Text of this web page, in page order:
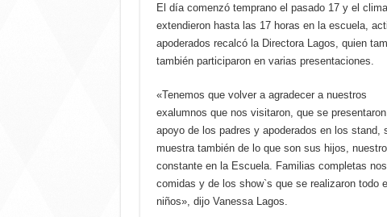
El día comenzó temprano el pasado 17 y el
extendieron hasta las 17 horas en la escuela,
apoderados recalcó la Directora Lagos, quien
también participaron en varias presentaciones.
«Tenemos que volver a agradecer a nuestros
exalumnos que nos visitaron, que se
apoyo de los padres y apoderados en los
muestra también de lo que son sus hijos,
constante en la Escuela. Familias completas
comidas y de los show`s que se realizaron todo
niños», dijo Vanessa Lagos.